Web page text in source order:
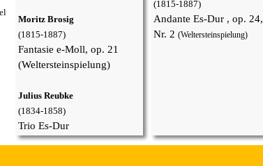
Moritz Brosig
(1815-1887)
Fantasie e-Moll, op. 21
(Weltersteinspielung)
Julius Reubke
(1834-1858)
Trio Es-Dur
(1815-1887)
Andante Es-Dur , op. 24,
Nr. 2 (Weltersteinspielung)